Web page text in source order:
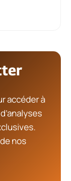
accéder à
nos